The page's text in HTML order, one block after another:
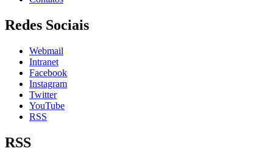
Redes Sociais
Webmail
Intranet
Facebook
Instagram
Twitter
YouTube
RSS
RSS